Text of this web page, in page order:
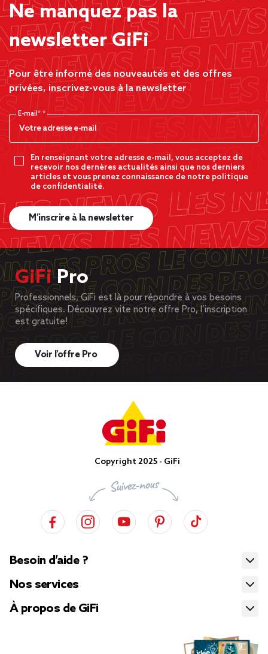
Ne manquez pas la
newsletter GiFi
Pour être informé des nouveautés et des offres
privées, inscrivez-vous à la newsletter
E-mail*
En renseignant votre adresse e-mail, vous acceptez de
recevoir nos dernères actualités ainsi que nos derniers
articles et vous prenez connaissance de notre politique
de confidentialité.
M’inscrire à la newsletter
GiFiPro
Professionnels, GiFi est là pour répondre à vos besoins
spécifiques. Découvrez vite notre offre Pro, l’inscription
est gratuite!
Voir l’offre Pro
Copyright 2025 - GiFi
Besoin d’aide ?
Nos services
À propos de GiFi